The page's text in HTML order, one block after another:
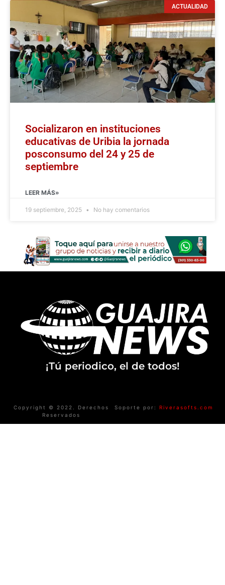
ACTUALIDAD
Socializaron en instituciones
educativas de Uribia la jornada
posconsumo del 24 y 25 de
septiembre
LEER MÁS»
19 septiembre, 2025 No hay comentarios
¡Tú periodico, el de todos!
Copyright © 2022. Derechos
Reservados
Soporte por: Riverasofts.com